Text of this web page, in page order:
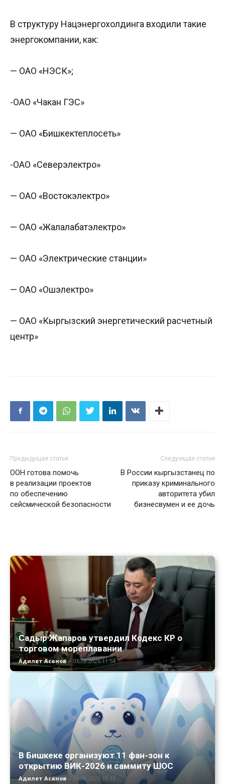
В структуру Нацэнергохолдинга входили такие
энергокомпании, как:
— ОАО «НЭСК»;
-ОАО «Чакан ГЭС»
— ОАО «Бишкектеплосеть»
-ОАО «Северэлектро»
— ОАО «Востокэлектро»
— ОАО «Жалалабатэлектро»
— ОАО «Электрические станции»
— ОАО «Ошэлектро»
— ОАО «Кыргызский энергетический расчетный
центр»
Предыдущая статья
ООН готова помочь
в реализации проектов
по обеспечению
сейсмической безопасности
Следующая статья
В России кыргызстанец по
приказу криминального
авторитета убил
бизнесвумен и ее дочь
Садыр Жапаров утвердил Кодекс КР о
торговом мореплавании
Адилет Асанов - 06.08.2026 11:54
В Бишкеке организуют 11 фан-зон к
открытию ВИК-2026 и саммиту ШОС
Адилет Асанов - 04.08.2026 10:13